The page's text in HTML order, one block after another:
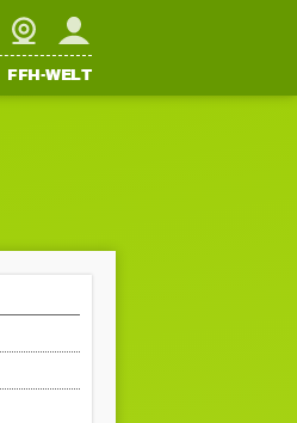
WebcamMein FFH
FFH-WELT